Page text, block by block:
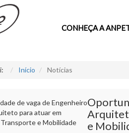
CONHEÇA A
Início Notícias
e